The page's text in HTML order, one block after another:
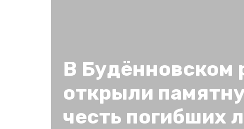
В Будённовском
открыли
честь погибших